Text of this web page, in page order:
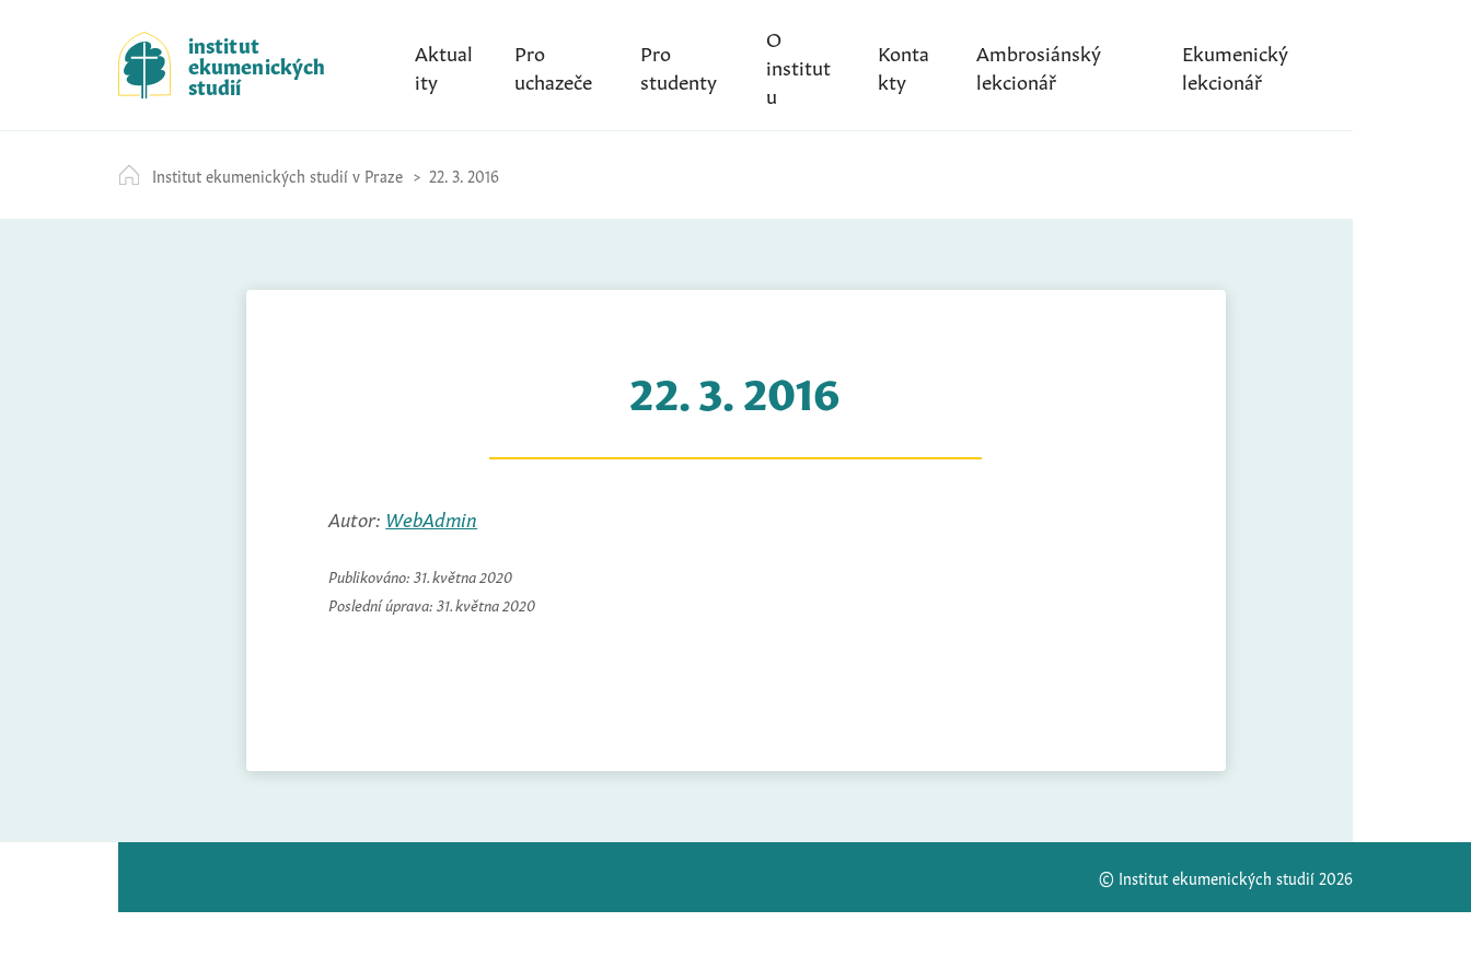
k
i
p
t
c
o
institut
ekumenických
studií
Aktual
ity
Pro
uchazeče
Pro
studenty
O
institut
u
Konta
kty
Ambrosiánský
lekcionář
Ekumenický
lekcionář
Institut ekumenických studií v Praze 22. 3. 2016
22. 3. 2016
Autor: WebAdmin
Publikováno: 31. května 2020
Poslední úprava: 31. května 2020
© Institut ekumenických studií 2026